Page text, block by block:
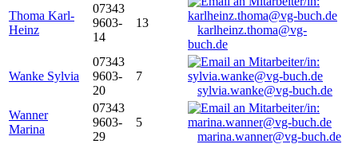
Thoma Karl-
Heinz
07343
9603-
14
13
karlheinz.thoma@vg-
buch.de
Wanke Sylvia
07343
9603-
20
7
sylvia.wanke@vg-buch.de
Wanner
Marina
07343
9603-
29
5
marina.wanner@vg-buch.de